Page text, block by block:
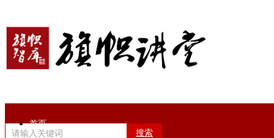
搜索
首页